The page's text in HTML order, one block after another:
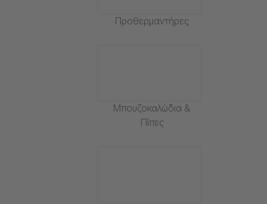
Προθερμαντήρες
Μπουζοκαλώδια &
Πίπες